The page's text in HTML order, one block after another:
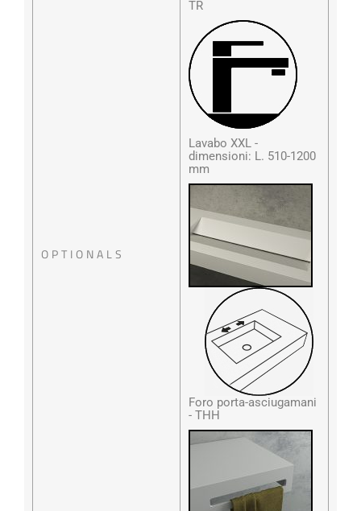
OPTIONALS
TR
Lavabo XXL -
dimensioni: L. 510-1200
mm
Foro porta-asciugamani
- THH